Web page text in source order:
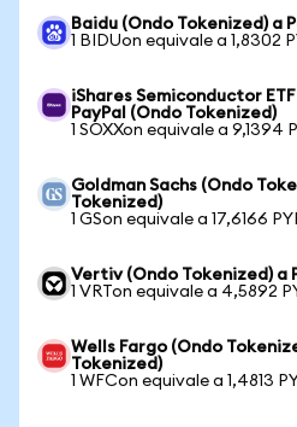
Baidu (Ondo Tokenized) a
1 BIDUon equivale a 1,8302
iShares Semiconductor
PayPal (Ondo Tokenized)
1 SOXXon equivale a 9,1394
Goldman Sachs (Ondo
Tokenized)
1 GSon equivale a 17,6166
Vertiv (Ondo Tokenized) a
1 VRTon equivale a 4,5892
Wells Fargo (Ondo
Tokenized)
1 WFCon equivale a 1,4813